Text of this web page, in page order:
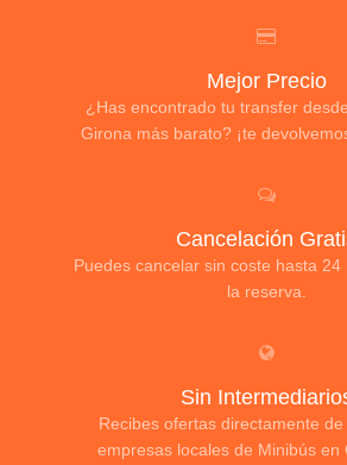
Mejor Precio
¿Has encontrado tu transfer
Girona más barato? ¡te
Cancelación
Puedes cancelar sin coste hasta 24
la reserva.
Sin
Recibes ofertas directamente
empresas locales de Minibús en